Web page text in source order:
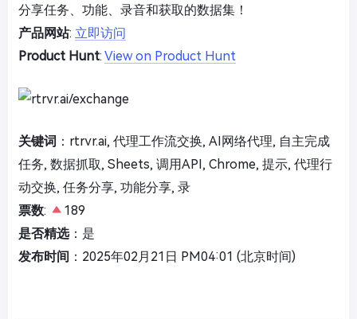
分享任务、功能、录音和获取的数据集！
产品网站: 立即访问
Product Hunt: View on Product Hunt
关键词 ：rtrvr.ai, 代理工作流交换, AI网络代理, 自主完成
任务, 数据抓取, Sheets, 调用API, Chrome, 提示, 代理行
动交换, 任务分享, 功能分享, 录
票数:
189
是否精选：是
发布时间 ：2025年02月21日 PM04:01 (北京时间)